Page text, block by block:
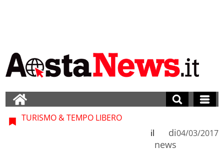
TURISMO & TEMPO LIBERO
di
news
il 04/03/2017